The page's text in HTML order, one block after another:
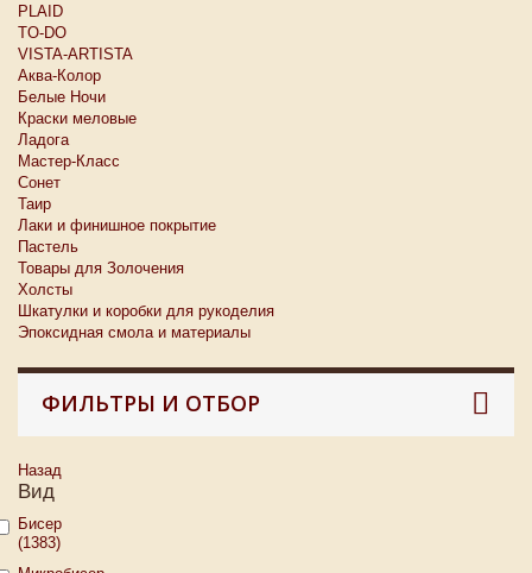
PLAID
TO-DO
VISTA-ARTISTA
Аква-Колор
Белые Ночи
Краски меловые
Ладога
Мастер-Класс
Сонет
Таир
Лаки и финишное покрытие
Пастель
Товары для Золочения
Холсты
Шкатулки и коробки для рукоделия
Эпоксидная смола и материалы
ФИЛЬТРЫ И ОТБОР
Назад
Вид
Бисер
(1383)